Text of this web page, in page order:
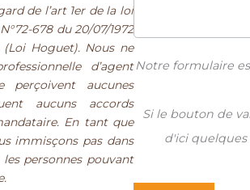
de l’art 1er de la loi
678 du 20/07/1972
Hoguet). Nous ne
d’agent
perçoivent aucunes
aucuns accords
En tant que
immisçons pas dans
personnes pouvant
Notre formulaire
Si le bouton de
d'ici quelques